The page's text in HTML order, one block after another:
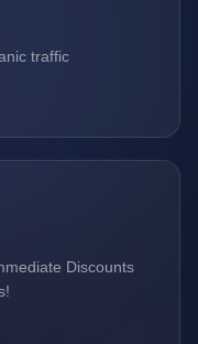
traffic
Discounts